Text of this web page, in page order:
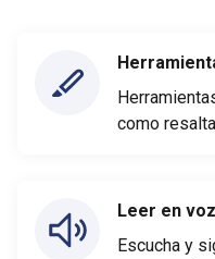
como
Leer en
Escucha y